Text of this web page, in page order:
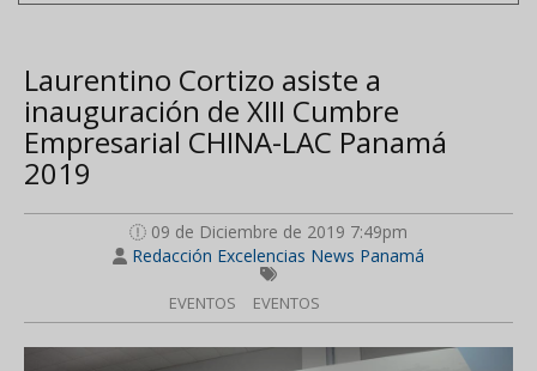
Laurentino Cortizo asiste a
inauguración de XIII Cumbre
Empresarial CHINA-LAC Panamá
2019
09 de Diciembre de 2019 7:49pm
Redacción Excelencias News Panamá
EVENTOS EVENTOS